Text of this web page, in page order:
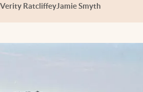
Verity RatcliffeyJamie Smyth